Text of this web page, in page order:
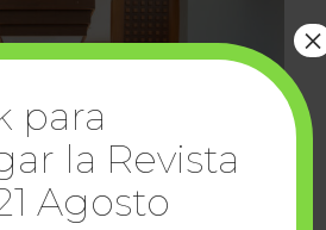
para
la Revista
Agosto
×